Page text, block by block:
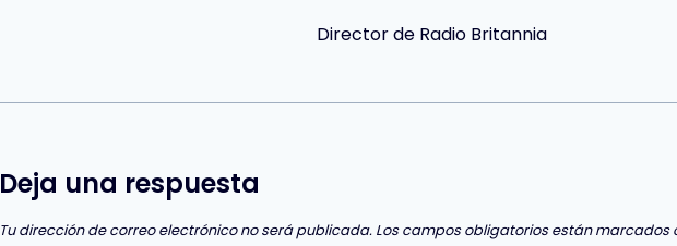
Director de Radio Britannia
Deja una respuesta
Tu dirección de correo electrónico no será publicada. Los campos obligatorios están marcados